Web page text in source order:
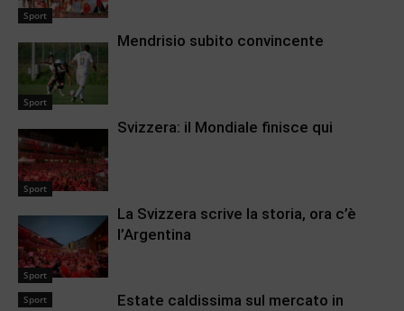
Sport
Sport
Mendrisio subito convincente
Sport
Svizzera: il Mondiale finisce qui
Sport
La Svizzera scrive la storia, ora c’è
l’Argentina
Sport
Estate caldissima sul mercato in